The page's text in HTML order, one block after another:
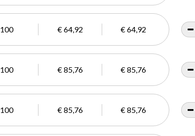
100 € 64,92 € 64,92
100 € 85,76 € 85,76
100 € 85,76 € 85,76